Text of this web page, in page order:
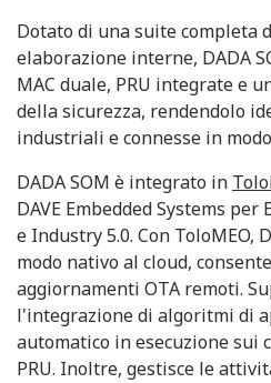
Dotato di una suite completa
elaborazione interne, DADA
MAC duale, PRU integrate e
della sicurezza, rendendolo
industriali e connesse in
DADA SOM è integrato in
DAVE Embedded Systems
e Industry 5.0. Con ToloMEO,
modo nativo al cloud,
aggiornamenti OTA remoti.
l'integrazione di algoritmi di
automatico in esecuzione sui
PRU. Inoltre, gestisce le